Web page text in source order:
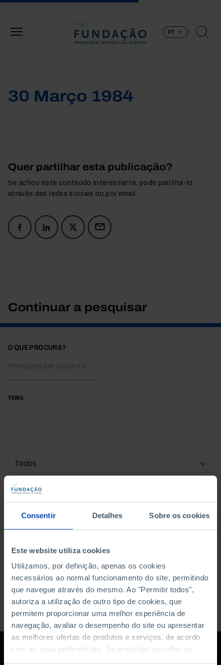
Consentir Detalhes Sobre os cookies
Este website utiliza cookies
Utilizamos, por definição, apenas os cookies
necessários ao normal funcionamento do site, permitindo
que navegue através do mesmo. Ao "Permitir todos",
autoriza a utilização de outro tipo de cookies, que
permitem proporcionar uma melhor experiência de
navegação, avaliar o desempenho do site ou apresentar
as melhores ofertas de produtos e serviços, de acordo
com as suas preferências. Se pretender escolher os
PT
30 Março 1984
Quer partilhar esta publicação?
Se achou este conteúdo interessante, pode partilhá-lo
através das redes sociais ou por email.
Continuar a pesquisar
O QUE PROCURA?
TEMA
DATA DE INÍCIO
DATA DE FIM